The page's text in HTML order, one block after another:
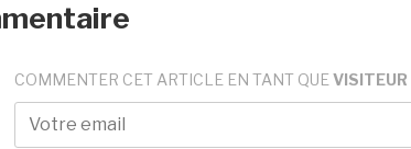
COMMENTER CET ARTICLE EN TANT QUE VISITEUR